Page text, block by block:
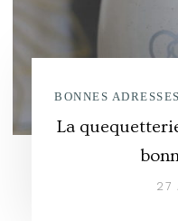
BONNES ADRESSES
La
27